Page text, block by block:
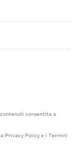
consentita a
Privacy Policye i Termini